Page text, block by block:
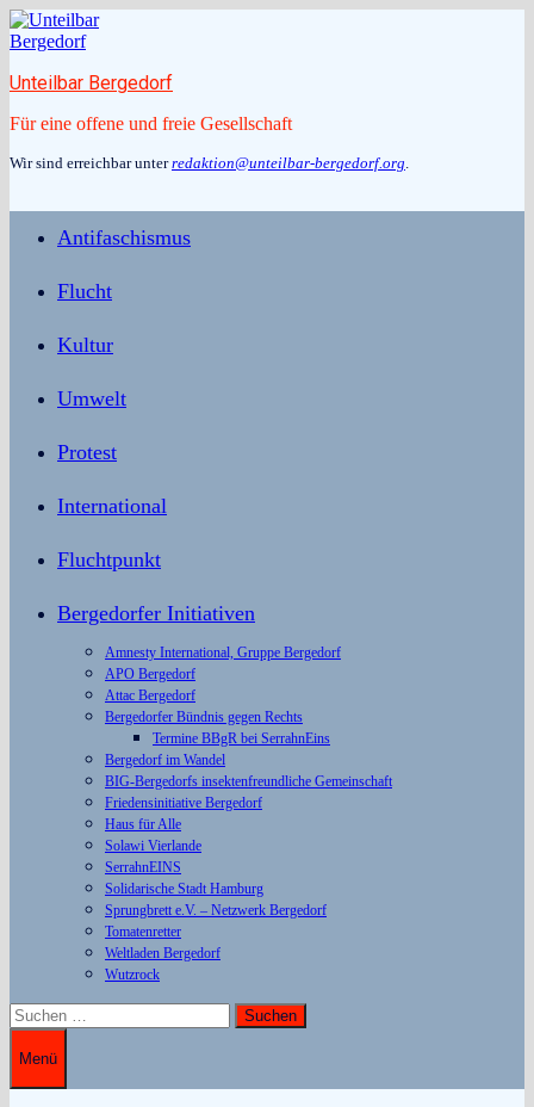
Zum
Inhalt
Unteilbar Bergedorf
Für eine offene und freie Gesellschaft
Wir sind erreichbar unterredaktion@unteilbar-bergedorf.org.
Antifaschismus
Flucht
Kultur
Umwelt
Protest
International
Fluchtpunkt
Bergedorfer Initiativen
Amnesty International, Gruppe Bergedorf
APO Bergedorf
Attac Bergedorf
Bergedorfer Bündnis gegen Rechts
Termine BBgR bei SerrahnEins
Bergedorf im Wandel
BIG-Bergedorfs insektenfreundliche Gemeinschaft
Friedensinitiative Bergedorf
Haus für Alle
Solawi Vierlande
SerrahnEINS
Solidarische Stadt Hamburg
Sprungbrett e.V. – Netzwerk Bergedorf
Tomatenretter
Weltladen Bergedorf
Wutzrock
Suchen
nach:
Menü